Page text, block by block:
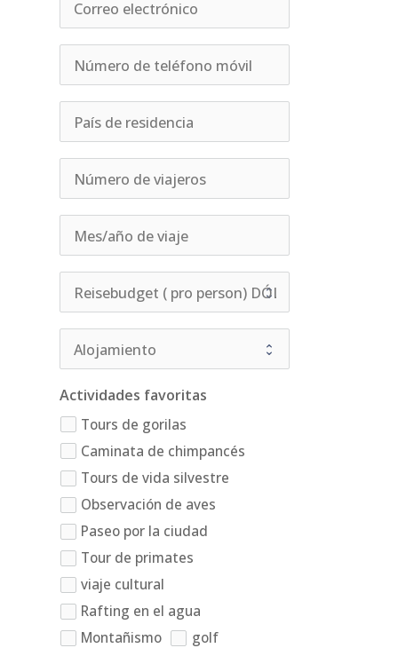
Actividades favoritas
Tours de gorilas
Caminata de chimpancés
Tours de vida silvestre
Observación de aves
Paseo por la ciudad
Tour de primates
viaje cultural
Rafting en el agua
Montañismo
golf